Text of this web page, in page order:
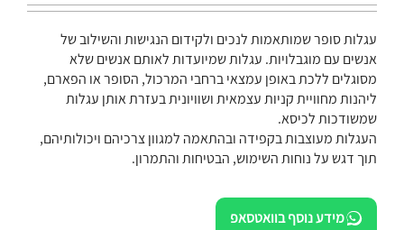
עגלות סופר שמותאמות לנכים ולקידום הנגישות והשילוב של
אנשים עם מוגבלויות. עגלות שמיועדות לאותם אנשים שלא
מסוגלים ללכת באופן עמצאי ברחבי המרכול, הסופר או הפארם,
ליהנות מחוויית קניות עצמאית ושוויונית בעזרת אותן עגלות
שמשודכות לכיסא.
העגלות מעוצבות בקפידה ובהתאמה למגוון צרכיהם ויכולותיהם,
תוך דגש על נוחות השימוש, הבטיחות והתמרון.
מידע נוסף בוואטסאפ